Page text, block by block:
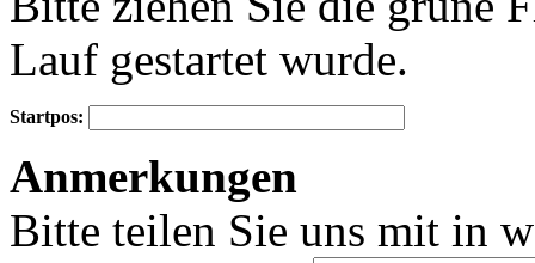
Lauf gestartet wurde.
−
Startpos:
Anmerkungen
Bitte teilen Sie uns mit in